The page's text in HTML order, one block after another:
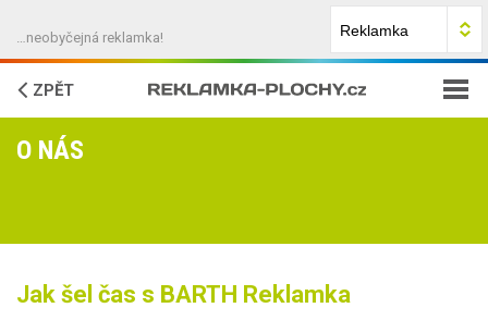
…neobyčejná reklamka!
ZPĚT
JAK NA TO?
O NÁS
Jak šel čas s BARTH Reklamka